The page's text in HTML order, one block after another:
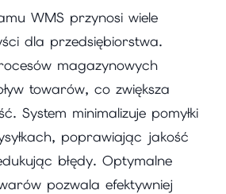
WMS przynosi wiele
dla przedsiębiorstwa.
magazynowych
towarów, co zwiększa
System minimalizuje pomyłki
poprawiając jakość
błędy. Optymalne
pozwala efektywniej